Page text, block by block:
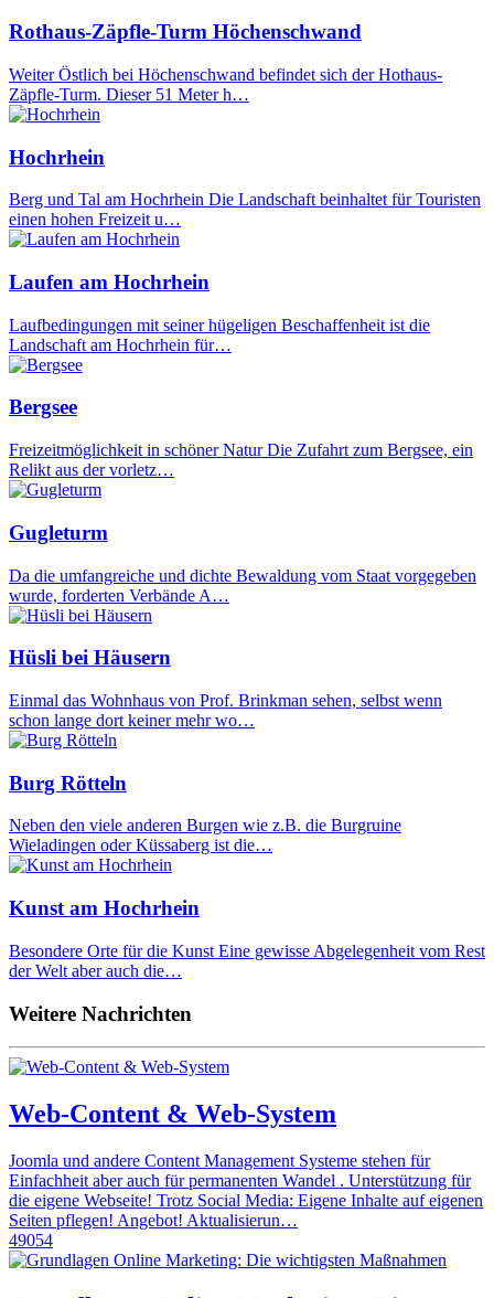
Rothaus-Zäpfle-Turm Höchenschwand
Weiter Östlich bei Höchenschwand befindet sich der Hothaus-
Zäpfle-Turm. Dieser 51 Meter h…
Hochrhein
Berg und Tal am Hochrhein Die Landschaft beinhaltet für Touristen
einen hohen Freizeit u…
Laufen am Hochrhein
Laufbedingungen mit seiner hügeligen Beschaffenheit ist die
Landschaft am Hochrhein für…
Bergsee
Freizeitmöglichkeit in schöner Natur Die Zufahrt zum Bergsee, ein
Relikt aus der vorletz…
Gugleturm
Da die umfangreiche und dichte Bewaldung vom Staat vorgegeben
wurde, forderten Verbände A…
Hüsli bei Häusern
Einmal das Wohnhaus von Prof. Brinkman sehen, selbst wenn
schon lange dort keiner mehr wo…
Burg Rötteln
Neben den viele anderen Burgen wie z.B. die Burgruine
Wieladingen oder Küssaberg ist die…
Kunst am Hochrhein
Besondere Orte für die Kunst Eine gewisse Abgelegenheit vom Rest
der Welt aber auch die…
Weitere Nachrichten
Web-Content & Web-System
Joomla und andere Content Management Systeme stehen für
Einfachheit aber auch für permanenten Wandel . Unterstützung für
die eigene Webseite! Trotz Social Media: Eigene Inhalte auf eigenen
Seiten pflegen! Angebot! Aktualisierun…
49054